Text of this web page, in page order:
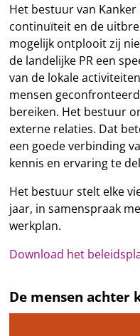
Het bestuur van
continuïteit en de
mogelijk ontplooit zij
de landelijke PR een
van de lokale
mensen
bereiken. Het bestuur
externe relaties. Dat
een goede verbinding
kennis en ervaring te
Het bestuur stelt elke
jaar, in samenspraak
werkplan.
Download het
De mensen achter